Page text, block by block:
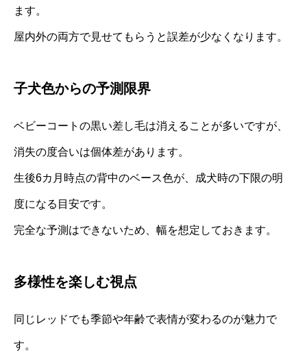
ます。
屋内外の両方で見せてもらうと誤差が少なくなります。
子犬色からの予測限界
ベビーコートの黒い差し毛は消えることが多いですが、
消失の度合いは個体差があります。
生後6カ月時点の背中のベース色が、成犬時の下限の明
度になる目安です。
完全な予測はできないため、幅を想定しておきます。
多様性を楽しむ視点
同じレッドでも季節や年齢で表情が変わるのが魅力で
す。